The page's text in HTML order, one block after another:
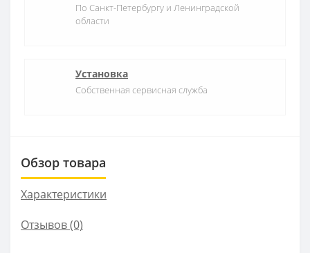
По Санкт-Петербургу и Ленинградской
области
Установка
Собственная сервисная служба
Обзор товара
Характеристики
Отзывов (0)